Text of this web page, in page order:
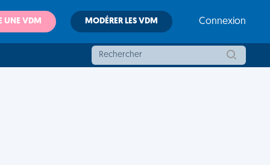
UNE VDM MODÉRER LES VDM Connexion